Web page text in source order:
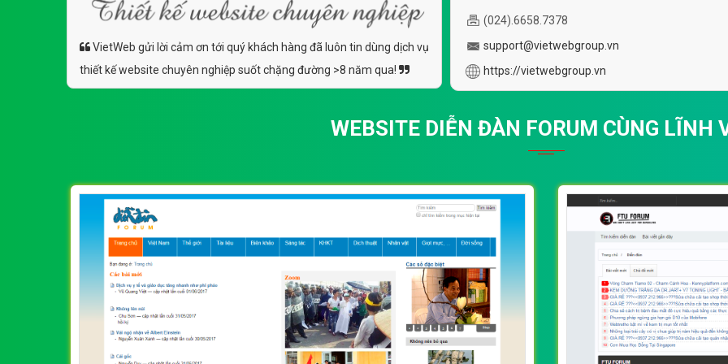
VietWeb gửi lời cảm ơn tới quý khách hàng đã luôn tin dùng dịch vụ
thiết kế website chuyên nghiệp suốt chặng đường >8 năm qua!
(024).6658.7378
support@vietwebgroup.vn
https://vietwebgroup.vn
WEBSITE DIỄN ĐÀN FORUM CÙNG LĨNH